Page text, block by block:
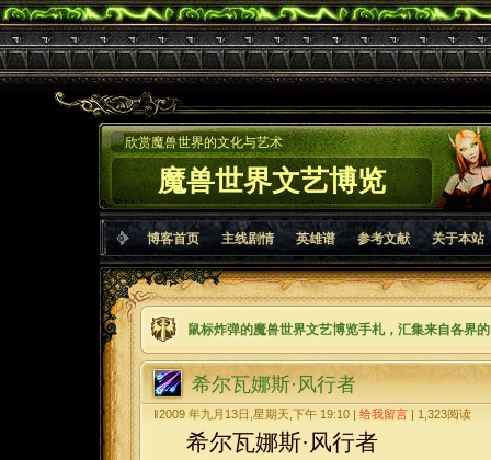
魔兽世界文艺博览
欣赏魔兽世界的文化与艺术
博客首页 主线剧情 英雄谱 参考文献 关于本站
鼠标炸弹的魔兽世界文艺博览手札，汇集来自各界
希尔瓦娜斯·风行者
‖2009 年九月13日,星期天,下午 19:10 | 给我留言 1,323阅读
希尔瓦娜斯·风行者